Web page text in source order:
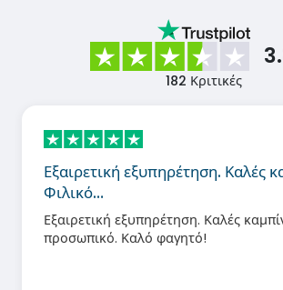
182 Κριτικές
Εξαιρετική εξυπηρέτηση. Καλές
Φιλικό…
Εξαιρετική εξυπηρέτηση. Καλές
προσωπικό. Καλό φαγητό!